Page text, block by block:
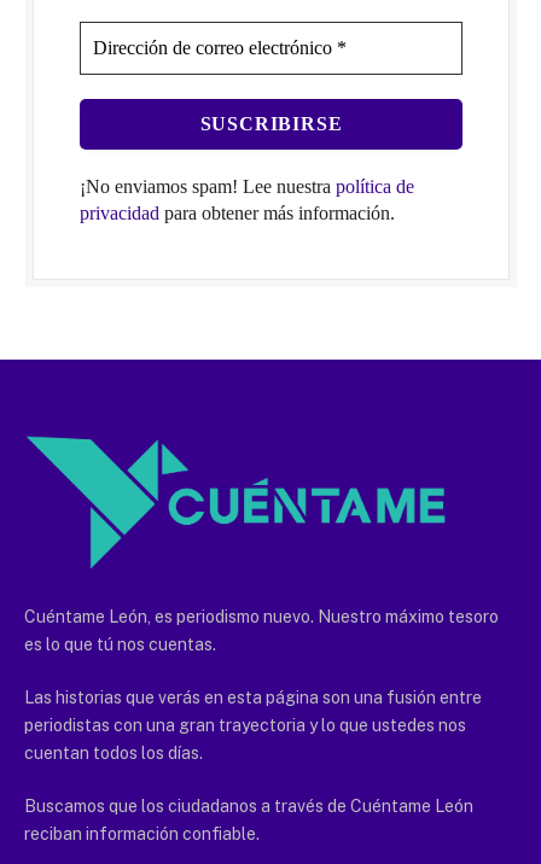
¡No enviamos spam! Lee nuestra política de
privacidad para obtener más información.
Cuéntame León, es periodismo nuevo. Nuestro máximo tesoro
es lo que tú nos cuentas.
Las historias que verás en esta página son una fusión entre
periodistas con una gran trayectoria y lo que ustedes nos
cuentan todos los días.
Buscamos que los ciudadanos a través de Cuéntame León
reciban información confiable.